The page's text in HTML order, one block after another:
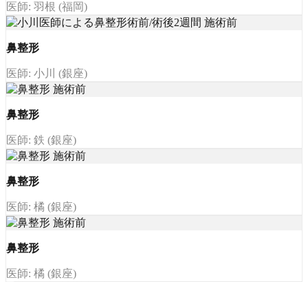
医師: 羽根 (福岡)
鼻整形
医師: 小川 (銀座)
鼻整形
医師: 鉄 (銀座)
鼻整形
医師: 橘 (銀座)
鼻整形
医師: 橘 (銀座)